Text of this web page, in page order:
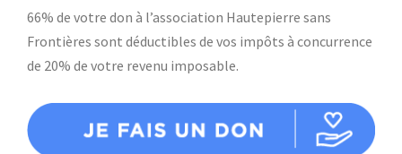
66% de votre don à l’association Hautepierre sans
Frontières sont déductibles de vos impôts à concurrence
de 20% de votre revenu imposable.